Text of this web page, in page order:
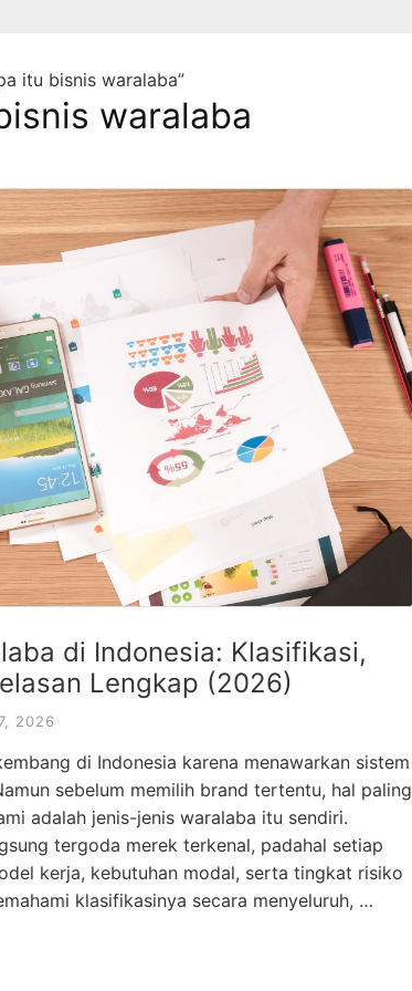
itu bisnis waralaba”
waralaba
di Indonesia: Klasifikasi,
Lengkap (2026)
2026
di Indonesia karena menawarkan sistem
sebelum memilih brand tertentu, hal paling
adalah jenis-jenis waralaba itu sendiri.
tergoda merek terkenal, padahal setiap
kerja, kebutuhan modal, serta tingkat risiko
klasifikasinya secara menyeluruh, …